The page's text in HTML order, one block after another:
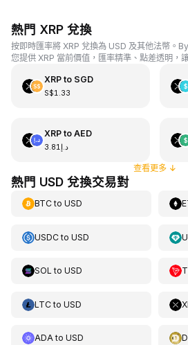
熱門 XRP 兌換
按即時匯率將 XRP 兌換為 USD 及其他法幣。
您提供 XRP 當前價值，匯率精準、點差透明，
XRPto SGD
S$1.33
XRPto AED
د.إ3.81
查看更多↓
熱門 USD 兌換交易對
BTCto USD
USDCto USD
SOL to USD
LTCto USD
ADAto USD